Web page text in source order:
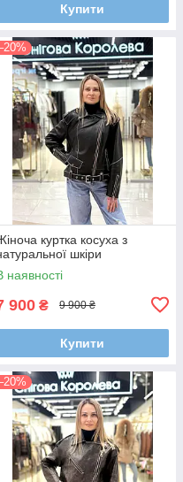
Купити
куртка косуха з
шкіри
наявності
900 ₴ 9 900 ₴
Купити